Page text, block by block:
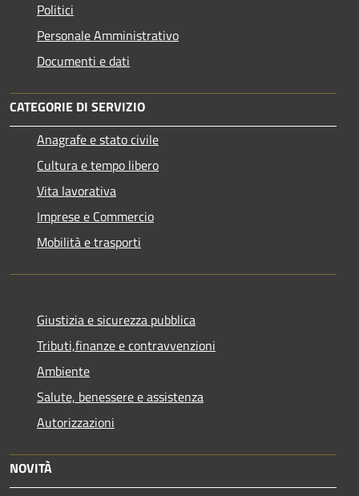
Politici
Personale Amministrativo
Documenti e dati
CATEGORIE DI SERVIZIO
Anagrafe e stato civile
Cultura e tempo libero
Vita lavorativa
Imprese e Commercio
Mobilità e trasporti
Giustizia e sicurezza pubblica
Tributi,finanze e contravvenzioni
Ambiente
Salute, benessere e assistenza
Autorizzazioni
NOVITÀ